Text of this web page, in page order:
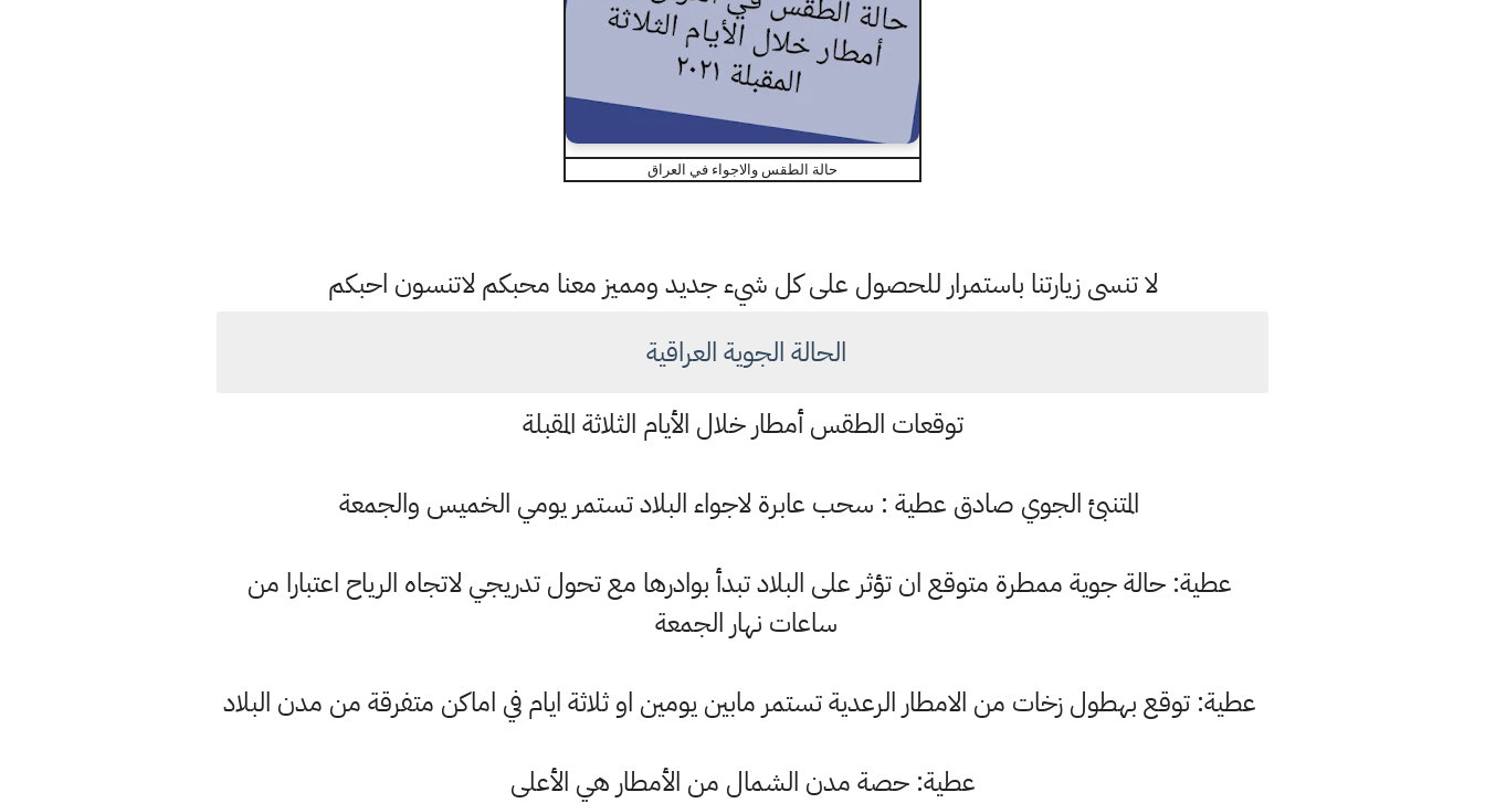
حالة الطقس والاجواء في العراق
لا تنسى زيارتنا باستمرار للحصول على كل شيء جديد ومميز معنا محبكم لاتنسون احبكم
الحالة الجوية العراقية
توقعات الطقس أمطار خلال الأيام الثلاثة المقبلة
المتنبئ الجوي صادق عطية : سحب عابرة لاجواء البلاد تستمر يومي الخميس والجمعة
عطية: حالة جوية ممطرة متوقع ان تؤثر على البلاد تبدأ بوادرها مع تحول تدريجي لاتجاه الرياح اعتبارا من
ساعات نهار الجمعة
عطية: توقع بهطول زخات من الامطار الرعدية تستمر مابين يومين او ثلاثة ايام في اماكن متفرقة من مدن البلاد
عطية: حصة مدن الشمال من الأمطار هي الأعلى